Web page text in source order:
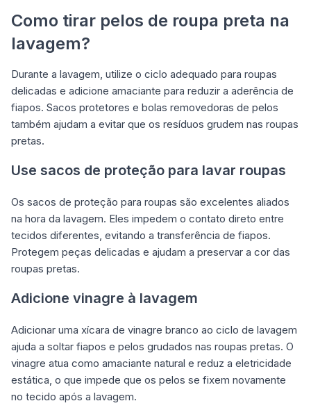
Como tirar pelos de roupa preta na
lavagem?
Durante a lavagem, utilize o ciclo adequado para roupas
delicadas e adicione amaciante para reduzir a aderência de
fiapos. Sacos protetores e bolas removedoras de pelos
também ajudam a evitar que os resíduos grudem nas roupas
pretas.
Use sacos de proteção para lavar roupas
Os sacos de proteção para roupas são excelentes aliados
na hora da lavagem. Eles impedem o contato direto entre
tecidos diferentes, evitando a transferência de fiapos.
Protegem peças delicadas e ajudam a preservar a cor das
roupas pretas.
Adicione vinagre à lavagem
Adicionar uma xícara de vinagre branco ao ciclo de lavagem
ajuda a soltar fiapos e pelos grudados nas roupas pretas. O
vinagre atua como amaciante natural e reduz a eletricidade
estática, o que impede que os pelos se fixem novamente
no tecido após a lavagem.